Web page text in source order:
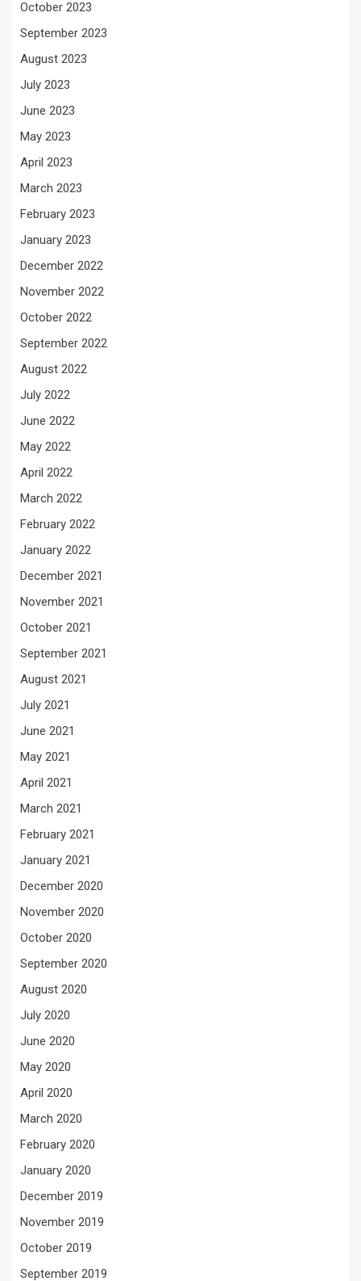
October 2023
September 2023
August 2023
July 2023
June 2023
May 2023
April 2023
March 2023
February 2023
January 2023
December 2022
November 2022
October 2022
September 2022
August 2022
July 2022
June 2022
May 2022
April 2022
March 2022
February 2022
January 2022
December 2021
November 2021
October 2021
September 2021
August 2021
July 2021
June 2021
May 2021
April 2021
March 2021
February 2021
January 2021
December 2020
November 2020
October 2020
September 2020
August 2020
July 2020
June 2020
May 2020
April 2020
March 2020
February 2020
January 2020
December 2019
November 2019
October 2019
September 2019